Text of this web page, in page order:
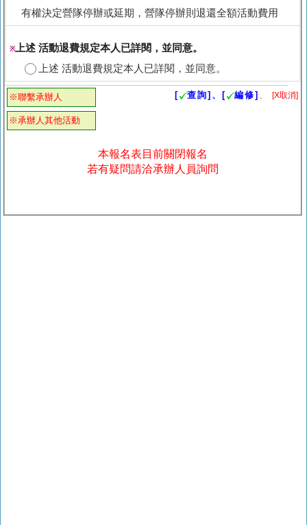
有權決定營隊停辦或延期，營隊停辦則退還全額活動費用
※上述 活動退費規定本人已詳閱，並同意。
上述 活動退費規定本人已詳閱，並同意。
※聯繫承辦人
※承辦人其他活動
[ 查詢]、[ 編修] 、[X取消]
本報名表目前關閉報名
若有疑問請洽承辦人員詢問